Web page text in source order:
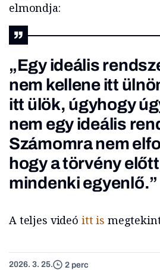
elmondja:
„Egy ideális
nem kellene itt
itt ülök, úgyhogy
nem egy ideális
Számomra nem
hogy a törvény
mindenki egyenlő.”
A teljes videó itt is
2026. 3. 25. 2 perc